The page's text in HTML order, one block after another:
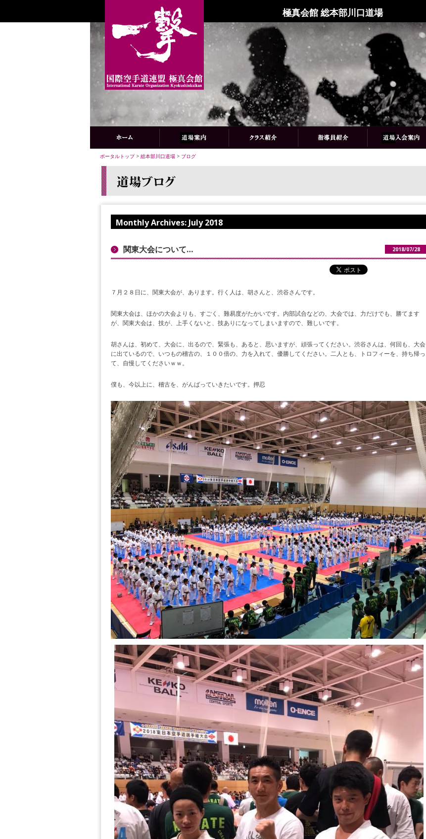
極真会館 総本部川口道場
ポータルトップ> 総本部川口道場 > ブログ
Monthly Archives: July 2018
関東大会について… 2018/07/28
７月２８日に、関東大会が、あります。行く人は、胡さんと、渋谷さんです。
関東大会は、ほかの大会よりも、すごく、難易度がたかいです。内部試合などの、大会では、力だけでも、勝てます
が、関東大会は、技が、上手くないと、技ありになってしまいますので、難しいです。
胡さんは、初めて、大会に、出るので、緊張も、あると、思いますが、頑張ってください。渋谷さんは、何回も、大会
に出ているので、いつもの稽古の、１００倍の、力を入れて、優勝してください。二人とも、トロフィーを、持ち帰っ
て、自慢してくださいｗｗ。
僕も、今以上に、稽古を、がんばっていきたいです。押忍